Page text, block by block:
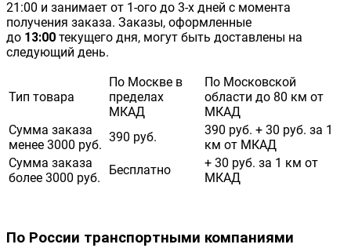
21:00 и занимает от 1-ого до 3-х дней с момента
получения заказа. Заказы, оформленные
до 13:00 текущего дня, могут быть доставлены на
следующий день.
Тип товара
По Москве в
пределах
МКАД
По Московской
области до 80 км от
МКАД
Сумма заказа
менее 3000 руб.
390 руб.
390 руб. + 30 руб. за 1
км от МКАД
Сумма заказа
более 3000 руб.
Бесплатно
+ 30 руб. за 1 км от
МКАД
По России транспортными компаниями